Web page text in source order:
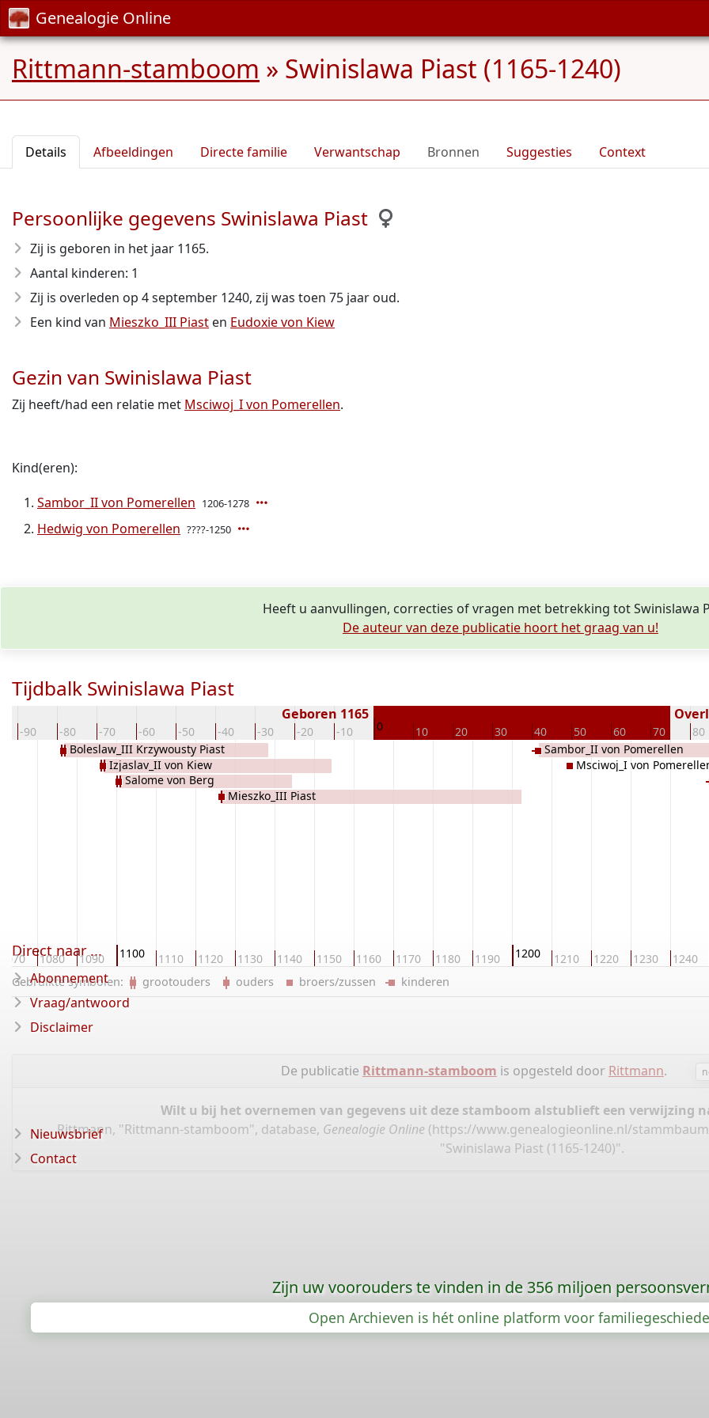
Genealogie Online
Rittmann-stamboom » Swinislawa Piast (1165-1240)
Details Afbeeldingen Directe familie Verwantschap Bronnen Suggesties Context
Persoonlijke gegevens Swinislawa Piast
Zij is geboren in het jaar 1165.
Aantal kinderen: 1
Zij is overleden op 4 september 1240, zij was toen 75 jaar oud.
Een kind van Mieszko_III Piast en Eudoxie von Kiew
Gezin van Swinislawa Piast
Zij heeft/had een relatie met Msciwoj_I von Pomerellen.
Kind(eren):
Sambor_II von Pomerellen 1206-1278
Hedwig von Pomerellen ????-1250
Heeft u aanvullingen, correcties of vragen met betrekking tot Swinislawa
De auteur van deze publicatie hoort het graag van u!
Tijdbalk Swinislawa Piast
-90 -80 -70 -60 -50 -40 -30 -20 -10 0 10 20 30 40 50 60 70 80
Geboren 1165
1070 1080 1090 1100 1110 1120 1130 1140 1150 1160 1170 1180 1190 1200 1210 1220 1230 1240
Boleslaw_III Krzywousty Piast
Izjaslav_II von Kiew
Salome von Berg
Mieszko_III Piast
Sambor_II von Pomerellen
Msciwoj_I von
Gebruikte symbolen: grootouders ouders broers/zussen kinderen
De publicatie Rittmann-stamboom is opgesteld door Rittmann.
Wilt u bij het overnemen van gegevens uit deze stamboom alstublieft een verwijzing
Rittmann, "Rittmann-stamboom", database, Genealogie Online (https://www.genealogieonline.nl/
"Swinislawa Piast (1165-1240)".
Direct naar ...
Abonnement
Vraag/antwoord
Disclaimer
Nieuwsbrief
Contact
Zijn uw voorouders te vinden in de 356 miljoen
Open Archieven is hét online platform voor